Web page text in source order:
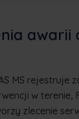
awarii
MS rejestruje
w terenie,
zlecenie